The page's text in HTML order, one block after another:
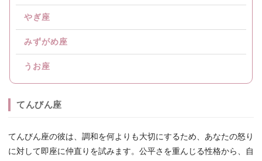
やぎ座
みずがめ座
うお座
てんびん座
てんびん座の彼は、調和を何よりも大切にするため、あなたの怒り
に対して即座に仲直りを試みます。公平さを重んじる性格から、自